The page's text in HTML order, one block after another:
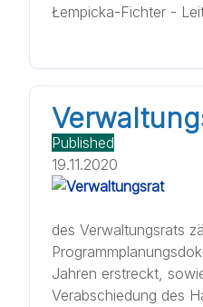
Łempicka-Fichter -
Published
19.11.2020
des Verwaltungsrats
Jahren erstreckt,
Verabschiedung des